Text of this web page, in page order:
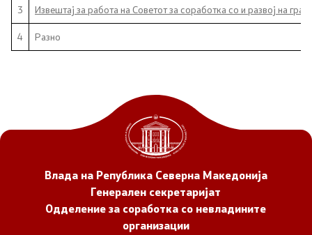
Совет
Записници и дневни редови од седниците на
Советот
Номинации
3 Извештај за работа на Советот за соработка со и развој на
4 Разно
Влада на Република Северна Македонија
Генерален секретаријат
Одделение за соработка со невладините
организации